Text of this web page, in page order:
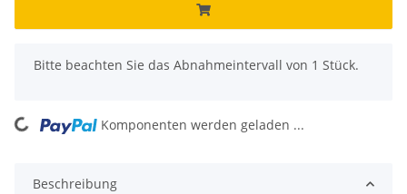
x
Bitte beachten Sie das Abnahmeintervall von 1 Stück.
Loading... Komponenten werden geladen ...
Beschreibung